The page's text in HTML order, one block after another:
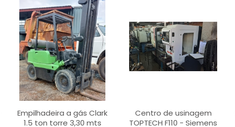
Empilhadeira a gás Clark
1.5 ton torre 3,30 mts
Centro de usinagem
TOPTECH F110 - Siemens